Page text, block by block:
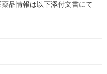
品情報は以下添付文書にて